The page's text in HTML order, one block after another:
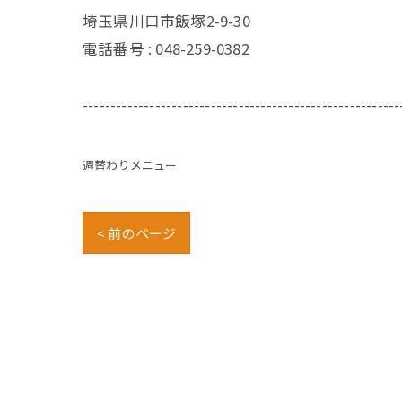
埼玉県川口市飯塚2-9-30
電話番号 : 048-259-0382
週替わりメニュー
< 前のページ